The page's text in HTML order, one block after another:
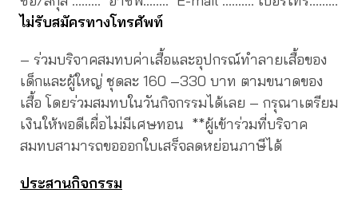
ไม่รับสมัครทางโทรศัพท์
– ร่วมบริจาคสมทบค่าเสื้อและอุปกรณ์ทำลายเสื้อของ
เด็กและผู้ใหญ่ ชุดละ 160 –330 บาท ตามขนาดของ
เสื้อ โดยร่วมสมทบในวันกิจกรรมได้เลย – กรุณาเตรียม
เงินให้พอดีเผื่อไม่มีเศษทอน **ผู้เข้าร่วมที่บริจาค
สมทบสามารถขอออกใบเสร็จลดหย่อนภาษีได้
ประสานกิจกรรม